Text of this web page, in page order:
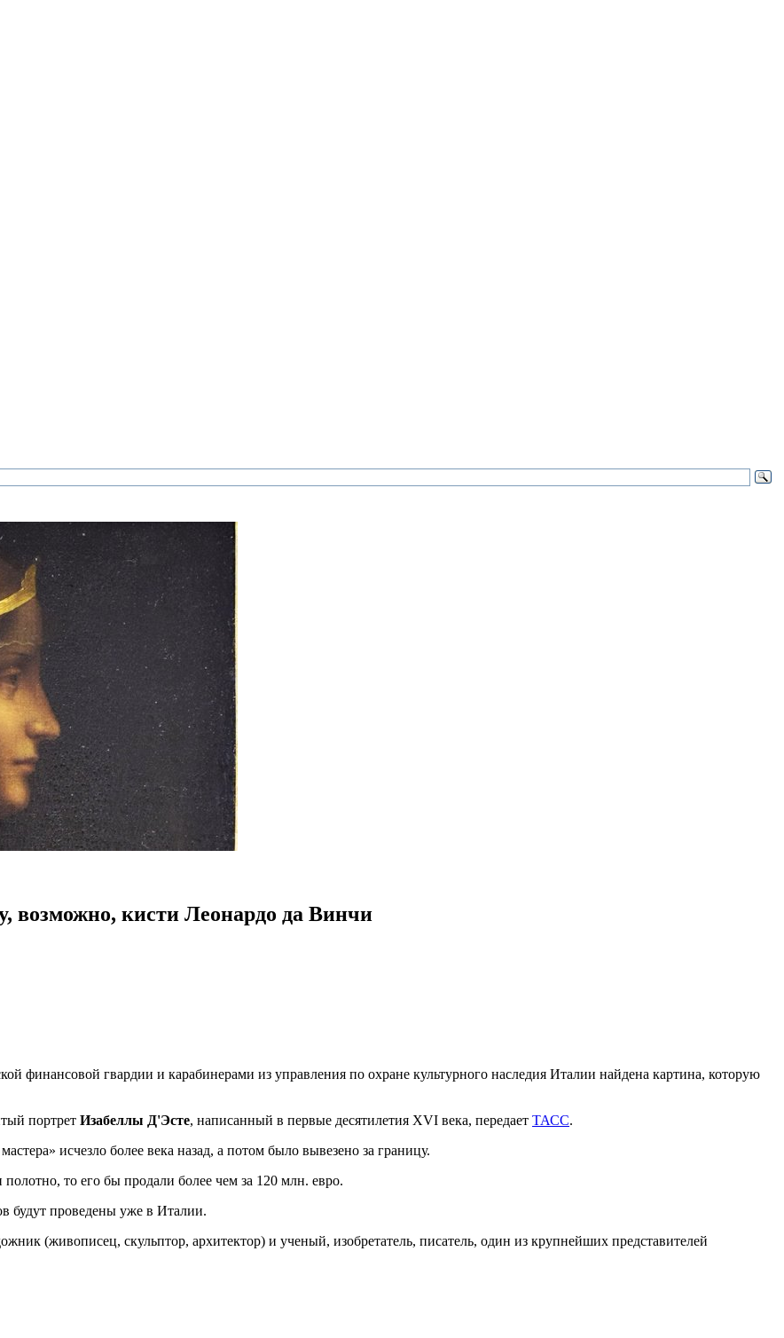
возможно, кисти Леонардо да Винчи
финансовой гвардии и карабинерами из управления по охране культурного наследия Италии найдена картина, которую
портрет Изабеллы Д'Эсте, написанный в первые десятилетия XVI века, передает ТАСС.
исчезло более века назад, а потом было вывезено за границу.
то его бы продали более чем за 120 млн. евро.
будут проведены уже в Италии.
(живописец, скульптор, архитектор) и ученый, изобретатель, писатель, один из крупнейших представителей